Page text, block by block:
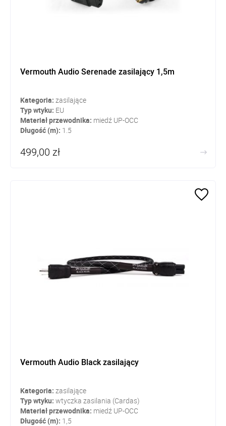
Vermouth Audio Serenade zasilający 1,5m
Kategoria: zasilające
Typ wtyku: EU
Materiał przewodnika: miedź UP-OCC
Długość (m): 1.5
499,00 zł
Vermouth Audio Black zasilający
Kategoria: zasilające
Typ wtyku: wtyczka zasilania (Cardas)
Materiał przewodnika: miedź UP-OCC
Długość (m): 1,5